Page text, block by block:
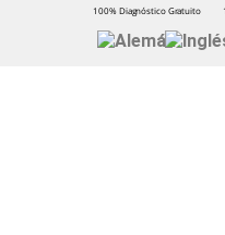
100% Diagnóstico Gratuito